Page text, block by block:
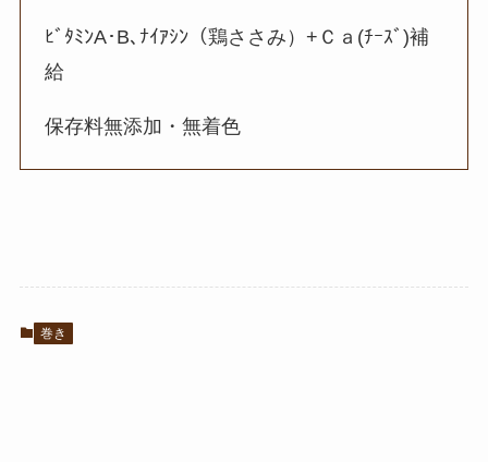
ﾋﾞﾀﾐﾝA･B､ﾅｲｱｼﾝ（鶏ささみ）+Ｃａ(ﾁｰｽﾞ)補
給
保存料無添加・無着色
巻き